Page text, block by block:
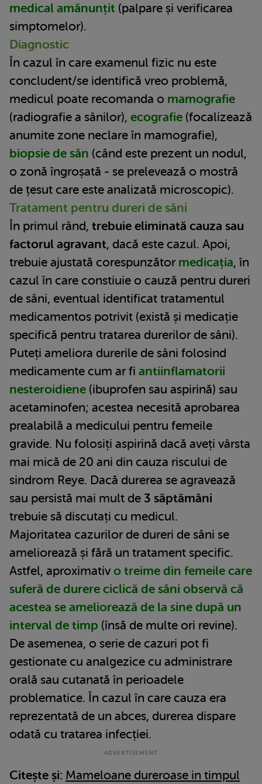
medical amănunțit (palpare și verificarea
simptomelor).
Diagnostic
În cazul în care examenul fizic nu este
concludent/se identifică vreo problemă,
medicul poate recomanda o mamografie
(radiografie a sânilor), ecografie (focalizează
anumite zone neclare în mamografie),
biopsie de sân (când este prezent un nodul,
o zonă îngroșată - se prelevează o mostră
de țesut care este analizată microscopic).
Tratament pentru dureri de sâni
În primul rând, trebuie eliminată cauza sau
factorul agravant, dacă este cazul. Apoi,
trebuie ajustată corespunzător medicația, în
cazul în care constiuie o cauză pentru dureri
de sâni, eventual identificat tratamentul
medicamentos potrivit (există și medicație
specifică pentru tratarea durerilor de sâni).
Puteți ameliora durerile de sâni folosind
medicamente cum ar fi antiinflamatorii
nesteroidiene (ibuprofen sau aspirină) sau
acetaminofen; acestea necesită aprobarea
prealabilă a medicului pentru femeile
gravide. Nu folosiți aspirină dacă aveți vârsta
mai mică de 20 ani din cauza riscului de
sindrom Reye. Dacă durerea se agravează
sau persistă mai mult de 3 săptămâni
trebuie să discutați cu medicul.
Majoritatea cazurilor de dureri de sâni se
ameliorează și fără un tratament specific.
Astfel, aproximativ o treime din femeile care
suferă de durere ciclică de sâni observă că
acestea se ameliorează de la sine după un
interval de timp (însă de multe ori revine).
De asemenea, o serie de cazuri pot fi
gestionate cu analgezice cu administrare
orală sau cutanată în perioadele
problematice. În cazul în care cauza era
reprezentată de un abces, durerea dispare
odată cu tratarea infecției.
Citește și: Mameloane dureroase in timpul